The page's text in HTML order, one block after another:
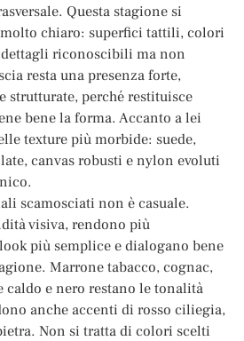
Questa stagione si
chiaro: superfici tattili, colori
riconoscibili ma non
resta una presenza forte,
strutturate, perché restituisce
bene la forma. Accanto a lei
texture più morbide: suede,
canvas robusti e nylon evoluti
scamosciati non è casuale.
visiva, rendono più
più semplice e dialogano bene
Marrone tabacco, cognac,
caldo e nero restano le tonalità
anche accenti di rosso ciliegia,
Non si tratta di colori scelti